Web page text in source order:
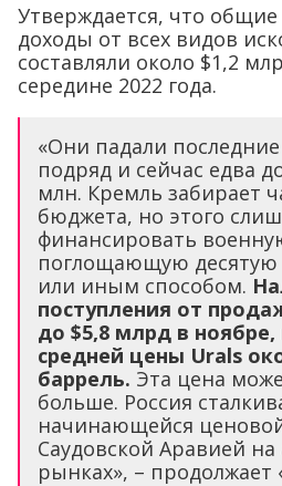
Утверждается, что
доходы от всех видов
составляли около $1,2
середине 2022 года.
«Они падали
подряд и сейчас едва
млн. Кремль забирает
бюджета, но этого
финансировать
поглощающую десятую
или иным способом.
поступления от
до $5,8 млрд в ноябре,
средней цены Urals
баррель. Эта цена
больше. Россия
начинающейся
Саудовской Аравией на
рынках», – продолжает